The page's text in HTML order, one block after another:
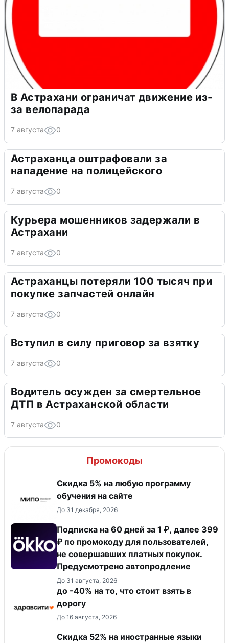
В Астрахани ограничат движение из-
за велопарада
7 августа 0
Астраханца оштрафовали за
нападение на полицейского
7 августа 0
Курьера мошенников задержали в
Астрахани
7 августа 0
Астраханцы потеряли 100 тысяч при
покупке запчастей онлайн
7 августа 0
Вступил в силу приговор за взятку
7 августа 0
Водитель осужден за смертельное
ДТП в Астраханской области
7 августа 0
Промокоды
Скидка 5% на любую программу
обучения на сайте
До 31 декабря, 2026
Подписка на 60 дней за 1 ₽, далее 399
₽ по промокоду для пользователей,
не совершавших платных покупок.
Предусмотрено автопродление
До 31 августа, 2026
до -40% на то, что стоит взять в
дорогу
До 16 августа, 2026
Скидка 52% на иностранные языки